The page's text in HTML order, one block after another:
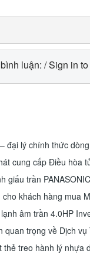
luận: / Sign in to
đại lý chính thức
cung cấp Điều hòa
giấu trần
khách hàng mua
âm trần 4.0HP
quan trọng về Dịch
thẻ treo hành lý nhựa